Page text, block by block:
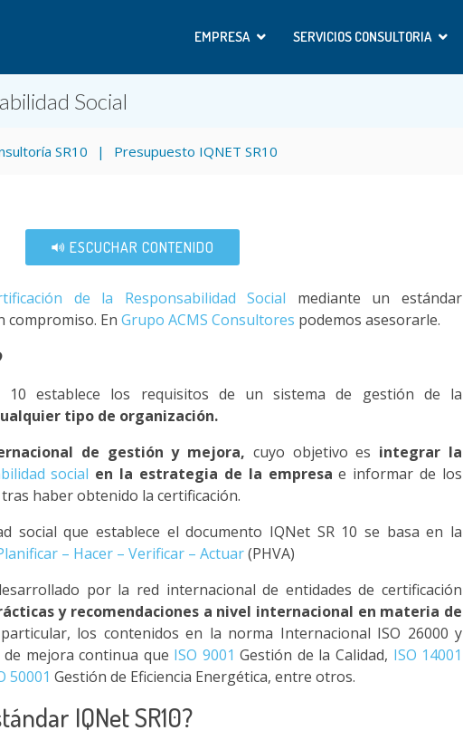
EMPRESA SERVICIOS CONSULTORIA
Social
SR10 Presupuesto IQNET SR10
ESCUCHAR CONTENIDO
de la Responsabilidad Social mediante un estándar
compromiso. En Grupo ACMS Consultores podemos asesorarle.
10 establece los requisitos de un sistema de gestión de la
tipo de organización.
de gestión y mejora, cuyo objetivo es integrar la
social en la estrategia de la empresa e informar de los
haber obtenido la certificación.
social que establece el documento IQNet SR 10 se basa en la
– Hacer – Verificar – Actuar(PHVA)
por la red internacional de entidades de certificación
y recomendaciones a nivel internacional en materia de
los contenidos en la norma Internacional ISO 26000 y
mejora continua que ISO 9001 Gestión de la Calidad, ISO 14001
50001 Gestión de Eficiencia Energética, entre otros.
IQNet SR10?